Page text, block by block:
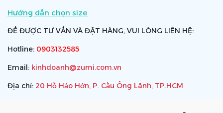
Hướng dẫn chọn size
ĐỂ ĐƯỢC TƯ VẤN VÀ ĐẶT HÀNG, VUI LÒNG LIÊN HỆ:
Hotline: 0903132585
Email: kinhdoanh@zumi.com.vn
Địa chỉ: 20 Hồ Hảo Hớn, P. Cầu Ông Lãnh, TP.HCM